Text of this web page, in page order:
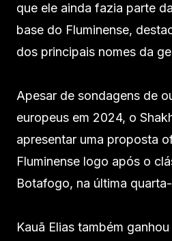
que ele ainda fazia parte
base do Fluminense,
dos principais nomes da
Apesar de sondagens de
europeus em 2024, o
apresentar uma proposta
Fluminense logo após o
Botafogo, na última
Kauã Elias também